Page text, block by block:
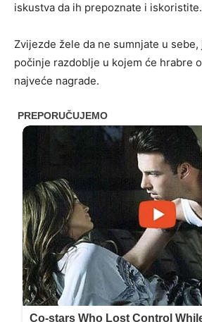
iskustva da ih prepoznate i iskoristite.
Zvijezde žele da ne sumnjate u
počinje razdoblje u kojem će hrabre
najveće nagrade.